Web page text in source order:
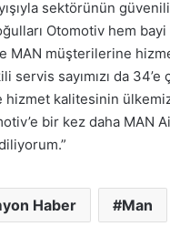
sektörünün
Otomotiv hem
MAN müşterilerine
servis sayımızı da
hizmet kalitesinin
bir kez daha MAN
Haber Man